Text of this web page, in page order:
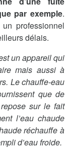
par exemple.
professionnel
délais.
un appareil qui
mais aussi à
Le chauffe-eau
que de
sur le fait
l’eau chaude
réchauffe à
d’eau froide.